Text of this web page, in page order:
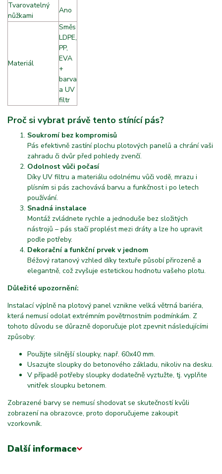
Tvarovatelný
nůžkami
Ano
Materiál
Směs
LDPE,
PP,
EVA
+
barva
a UV
filtr
Proč si vybrat právě tento stínící pás?
Soukromí bez kompromisů
Pás efektivně zastíní plochu plotových panelů a chrání vaši
zahradu či dvůr před pohledy zvenčí.
Odolnost vůči počasí
Díky UV filtru a materiálu odolnému vůči vodě, mrazu i
plísním si pás zachovává barvu a funkčnost i po letech
používání.
Snadná instalace
Montáž zvládnete rychle a jednoduše bez složitých
nástrojů – pás stačí proplést mezi dráty a lze ho upravit
podle potřeby.
Dekorační a funkční prvek v jednom
Béžový ratanový vzhled díky textuře působí přirozeně a
elegantně, což zvyšuje estetickou hodnotu vašeho plotu.
Důležité upozornění:
Instalací výplně na plotový panel vznikne velká větrná bariéra,
která nemusí odolat extrémním povětrnostním podmínkám. Z
tohoto důvodu se důrazně doporučuje plot zpevnit následujícími
způsoby:
Použijte silnější sloupky, např. 60x40 mm.
Usazujte sloupky do betonového základu, nikoliv na desku.
V případě potřeby sloupky dodatečně vyztužte, tj. vyplňte
vnitřek sloupku betonem.
Zobrazené barvy se nemusí shodovat se skutečností kvůli
zobrazení na obrazovce, proto doporučujeme zakoupit
vzorkovník.
Další informace